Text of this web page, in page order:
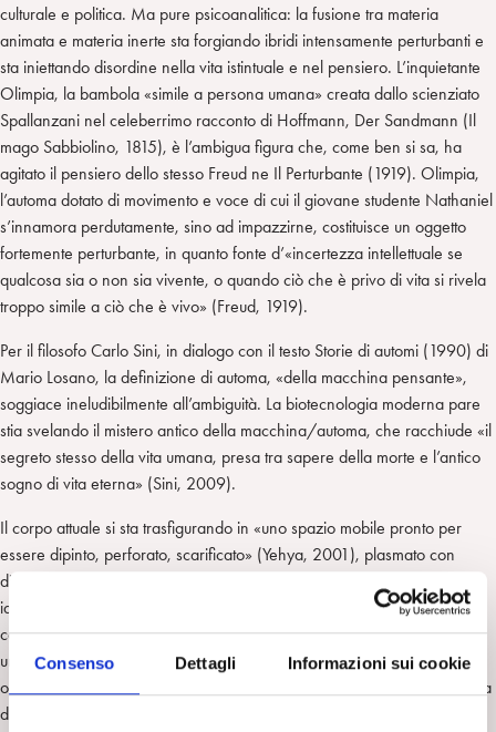
Consenso Dettagli Informazioni sui cookie
culturale e politica. Ma pure psicoanalitica: la fusione tra materia
animata e materia inerte sta forgiando ibridi intensamente perturbanti e
sta iniettando disordine nella vita istintuale e nel pensiero. L’inquietante
Olimpia, la bambola «simile a persona umana» creata dallo scienziato
Spallanzani nel celeberrimo racconto di Hoffmann, Der Sandmann (Il
mago Sabbiolino, 1815), è l’ambigua figura che, come ben si sa, ha
agitato il pensiero dello stesso Freud ne Il Perturbante (1919). Olimpia,
l’automa dotato di movimento e voce di cui il giovane studente Nathaniel
s’innamora perdutamente, sino ad impazzirne, costituisce un oggetto
fortemente perturbante, in quanto fonte d’«incertezza intellettuale se
qualcosa sia o non sia vivente, o quando ciò che è privo di vita si rivela
troppo simile a ciò che è vivo» (Freud, 1919).
Per il filosofo Carlo Sini, in dialogo con il testo Storie di automi (1990) di
Mario Losano, la definizione di automa, «della macchina pensante»,
soggiace ineludibilmente all’ambiguità. La biotecnologia moderna pare
stia svelando il mistero antico della macchina/automa, che racchiude «il
segreto stesso della vita umana, presa tra sapere della morte e l’antico
sogno di vita eterna» (Sini, 2009).
Il corpo attuale si sta trasfigurando in «uno spazio mobile pronto per
essere dipinto, perforato, scarificato» (Yehya, 2001), plasmato con
diverse finalità (estetiche, comunicative, curative), ma con la comune
idea di poter espandere oltre ogni limite i suoi profili. Un “corpo senza
confini”, che dilata all’infinito le sue propaggini, tentando di esercitare
un controllo onnipotente sull’esistente. E sulla morte. Con una sorta di
operazione di autogenerazione narcisistica, l’uomo può agire la fantasia
di sostituirsi alla coppia genitoriale creativa, alla natura, a Dio.